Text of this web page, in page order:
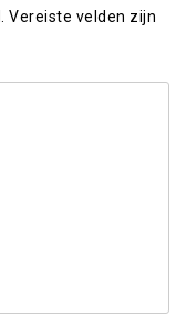
Vereiste velden zijn